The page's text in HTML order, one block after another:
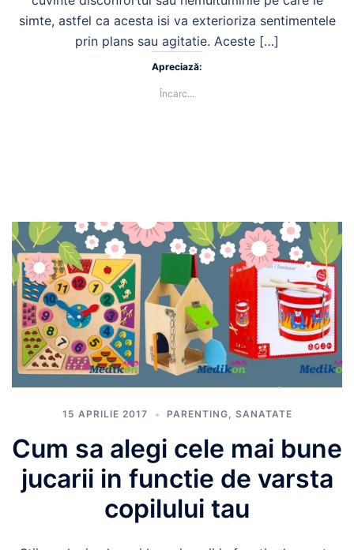
simte, astfel ca acesta isi va exterioriza sentimentele
prin plans sau agitatie. Aceste […]
Apreciază:
Încarc...
15 APRILIE 2017 PARENTING, SANATATE
Cum sa alegi cele mai bune
jucarii in functie de varsta
copilului tau